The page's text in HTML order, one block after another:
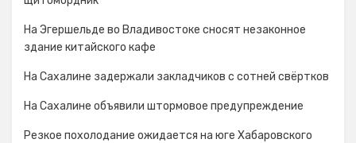
На Эгершельде во Владивостоке сносят незаконное
здание китайского кафе
На Сахалине задержали закладчиков с сотней свёртков
На Сахалине объявили штормовое предупреждение
Резкое похолодание ожидается на юге Хабаровского